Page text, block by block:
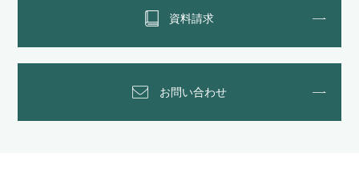
資料請求
お問い合わせ